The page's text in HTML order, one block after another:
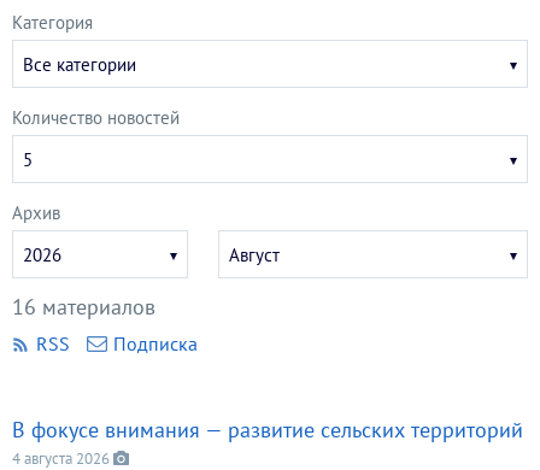
В фокусе внимания — развитие сельских территорий
4 августа 2026
Категория
Все категории
Количество новостей
5
Архив
год
2026
месяц
Август
16 материалов
RSS Подписка